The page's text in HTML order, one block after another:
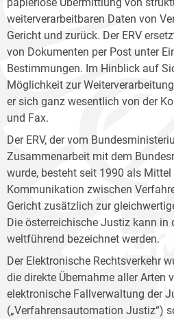
papierlose Übermittlung von
weiterverarbeitbaren Daten von
Gericht und zurück. Der ERV
von Dokumenten per Post unter
Bestimmungen. Im Hinblick auf
Möglichkeit zur
er sich ganz wesentlich von der
und Fax.
Der ERV, der vom
Zusammenarbeit mit dem
wurde, besteht seit 1990 als
Kommunikation zwischen
Gericht zusätzlich zur
Die österreichische Justiz kann in
weltführend bezeichnet werden.
Der Elektronische Rechtsverkehr
die direkte Übernahme aller Arten
elektronische Fallverwaltung der
(„Verfahrensautomation Justiz“)